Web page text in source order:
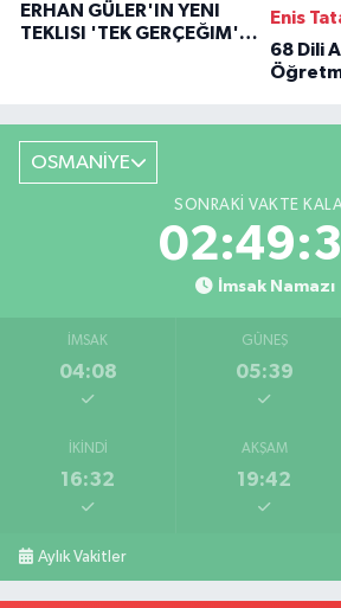
ERHAN GÜLER'IN YENI
TEKLISI 'TEK GERÇEĞIM'LE
Enis
68 Dili
OSMANİYE
SONRAKI VAKTE
İmsak Namazı
İMSAK
04:08
GÜNEŞ
05:39
İKINDI
16:32
AKŞAM
19:42
Aylık Vakitler